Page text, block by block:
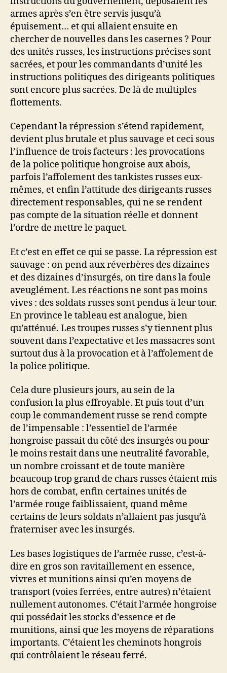
armes après s’en être servis jusqu’à
épuisement… et qui allaient ensuite en
chercher de nouvelles dans les casernes ? Pour
des unités russes, les instructions précises sont
sacrées, et pour les commandants d’unité les
instructions politiques des dirigeants politiques
sont encore plus sacrées. De là de multiples
flottements.
Cependant la répression s’étend rapidement,
devient plus brutale et plus sauvage et ceci sous
l’influence de trois facteurs : les provocations
de la police politique hongroise aux abois,
parfois l’affolement des tankistes russes eux-
mêmes, et enfin l’attitude des dirigeants russes
directement responsables, qui ne se rendent
pas compte de la situation réelle et donnent
l’ordre de mettre le paquet.
Et c’est en effet ce qui se passe. La répression est
sauvage : on pend aux réverbères des dizaines
et des dizaines d’insurgés, on tire dans la foule
aveuglément. Les réactions ne sont pas moins
vives : des soldats russes sont pendus à leur tour.
En province le tableau est analogue, bien
qu’atténué. Les troupes russes s’y tiennent plus
souvent dans l’expectative et les massacres sont
surtout dus à la provocation et à l’affolement de
la police politique.
Cela dure plusieurs jours, au sein de la
confusion la plus effroyable. Et puis tout d’un
coup le commandement russe se rend compte
de l’impensable : l’essentiel de l’armée
hongroise passait du côté des insurgés ou pour
le moins restait dans une neutralité favorable,
un nombre croissant et de toute manière
beaucoup trop grand de chars russes étaient mis
hors de combat, enfin certaines unités de
l’armée rouge faiblissaient, quand même
certains de leurs soldats n’allaient pas jusqu’à
fraterniser avec les insurgés.
Les bases logistiques de l’armée russe, c’est-à-
dire en gros son ravitaillement en essence,
vivres et munitions ainsi qu’en moyens de
transport (voies ferrées, entre autres) n’étaient
nullement autonomes. C’était l’armée hongroise
qui possédait les stocks d’essence et de
munitions, ainsi que les moyens de réparations
importants. C’étaient les cheminots hongrois
qui contrôlaient le réseau ferré.